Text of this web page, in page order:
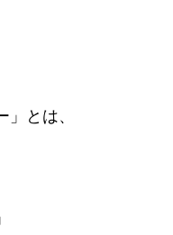
」とは、